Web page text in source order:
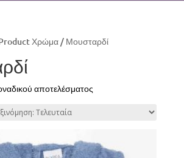
Χρώμα / Μουσταρδί
αποτελέσματος